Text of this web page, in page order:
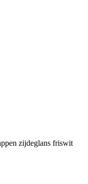
zijdeglans friswit